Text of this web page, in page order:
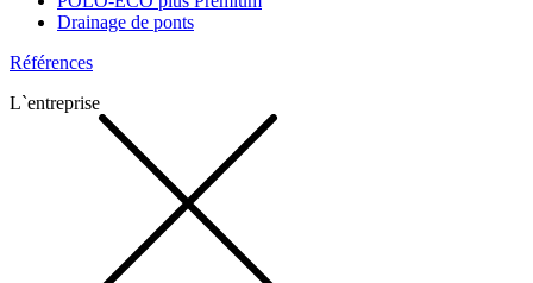
Drainage de ponts
Références
L`entreprise